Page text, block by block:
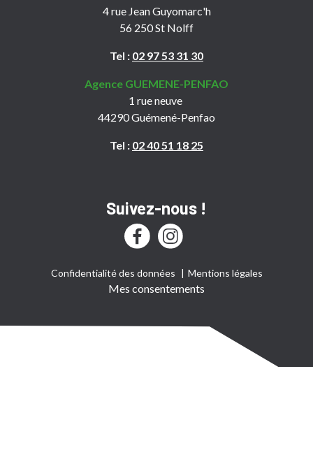
4 rue Jean Guyomarc'h
56 250 St Nolff
Tel : 02 97 53 31 30
Agence GUEMENE-PENFAO
1 rue neuve
44290 Guémené-Penfao
Tel : 02 40 51 18 25
Suivez-nous !
Confidentialité des données Mentions légales
Mes consentements